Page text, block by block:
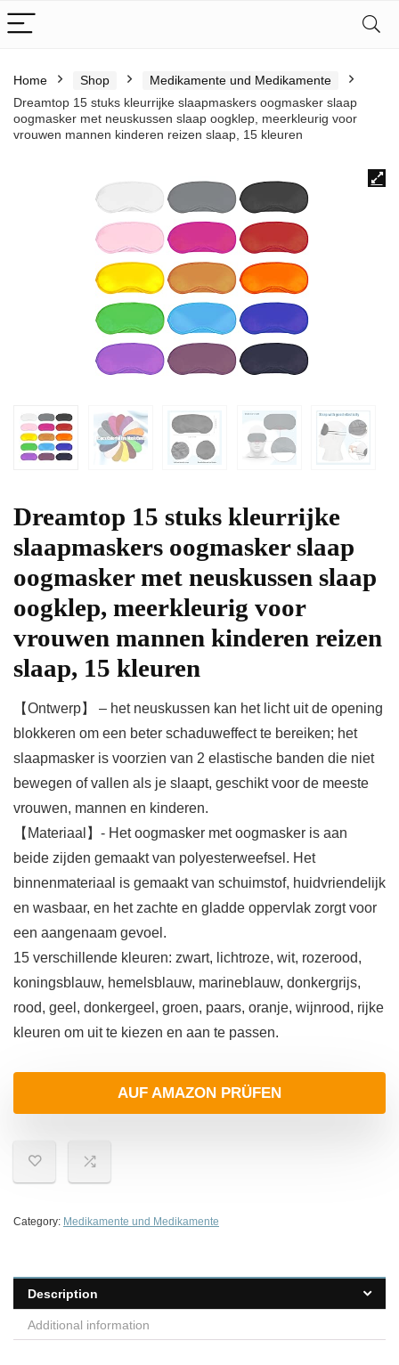
Home Shop
Medikamente und Medikamente
Dreamtop 15 stuks kleurrijke slaapmaskers oogmasker slaap
oogmasker met neuskussen slaap oogklep, meerkleurig voor
vrouwen mannen kinderen reizen slaap, 15 kleuren
Dreamtop 15 stuks kleurrijke
slaapmaskers oogmasker slaap
oogmasker met neuskussen slaap
oogklep, meerkleurig voor
vrouwen mannen kinderen reizen
slaap, 15 kleuren
【Ontwerp】 – het neuskussen kan het licht uit de opening
blokkeren om een beter schaduweffect te bereiken; het
slaapmasker is voorzien van 2 elastische banden die niet
bewegen of vallen als je slaapt, geschikt voor de meeste
vrouwen, mannen en kinderen.
【Materiaal】- Het oogmasker met oogmasker is aan
beide zijden gemaakt van polyesterweefsel. Het
binnenmateriaal is gemaakt van schuimstof, huidvriendelijk
en wasbaar, en het zachte en gladde oppervlak zorgt voor
een aangenaam gevoel.
15 verschillende kleuren: zwart, lichtroze, wit, rozerood,
koningsblauw, hemelsblauw, marineblauw, donkergrijs,
rood, geel, donkergeel, groen, paars, oranje, wijnrood, rijke
kleuren om uit te kiezen en aan te passen.
AUF AMAZON PRÜFEN
Category: Medikamente und Medikamente
Description
Additional information